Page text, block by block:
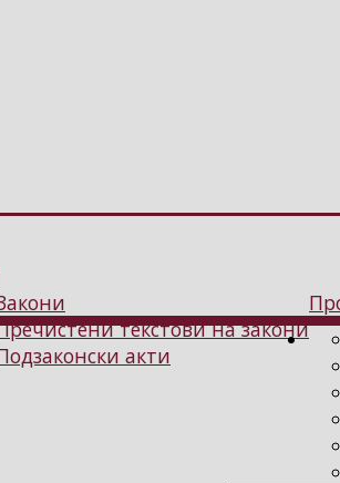
текстови на закони
акти